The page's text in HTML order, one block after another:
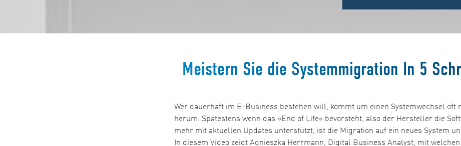
Meistern Sie die Systemmigration In 5
Wer dauerhaft im E-Business bestehen will, kommt um einen Systemwechsel oft
herum. Spätestens wenn das »End of Life« bevorsteht, also der Hersteller die
mehr mit aktuellen Updates unterstützt, ist die Migration auf ein neues System
In diesem Video zeigt Agnieszka Herrmann, Digital Business Analyst, mit